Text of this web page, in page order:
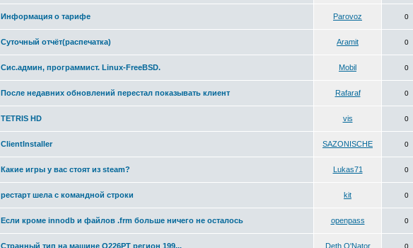
Информация о тарифе Parovoz 0
Суточный отчёт(распечатка) Aramit 0
Cис.админ, программист. Linux-FreeBSD. Mobil 0
После недавних обновлений перестал показывать клиент Rafaraf 0
TETRIS HD vis 0
ClientInstaller SAZONISCHE 0
Какие игры у вас стоят из steam? Lukas71 0
рестарт шела с командной строки kit 0
Если кроме innodb и файлов .frm больше ничего не осталось openpass 0
Странный тип на машине О226РТ регион 199... Deth O'Nator 0